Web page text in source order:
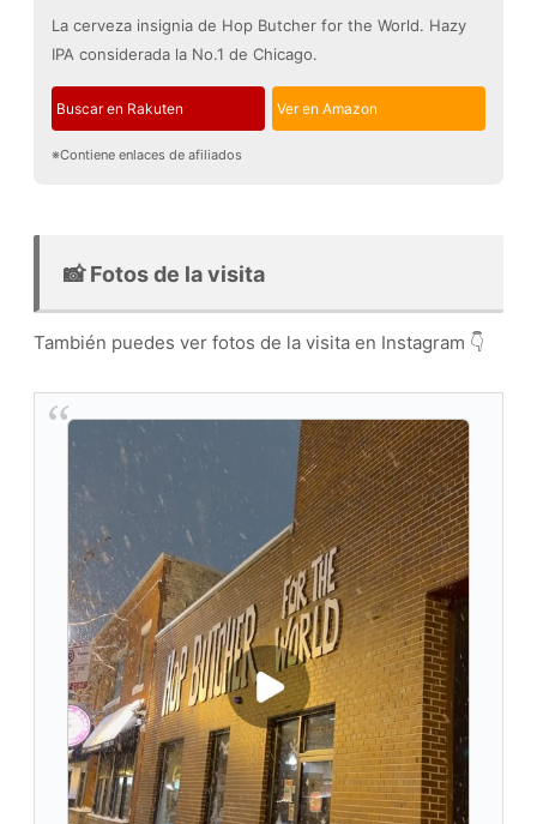
La cerveza insignia de Hop Butcher for the World. Hazy
IPA considerada la No.1 de Chicago.
Buscar en Rakuten Ver en Amazon
※Contiene enlaces de afiliados
📸 Fotos de la visita
También puedes ver fotos de la visita en Instagram 👇